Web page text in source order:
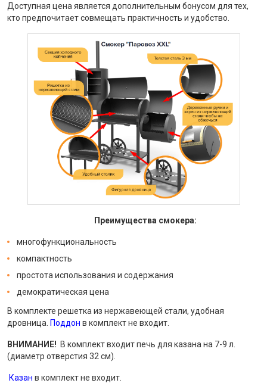
Доступная цена является дополнительным бонусом для тех,
кто предпочитает совмещать практичность и удобство.
Преимущества смокера:
многофункциональность
компактность
простота использования и содержания
демократическая цена
В комплекте решетка из нержавеющей стали, удобная
дровница. Поддон в комплект не входит.
ВНИМАНИЕ! В комплект входит печь для казана на 7-9 л.
(диаметр отверстия 32 см).
Казан в комплект не входит.